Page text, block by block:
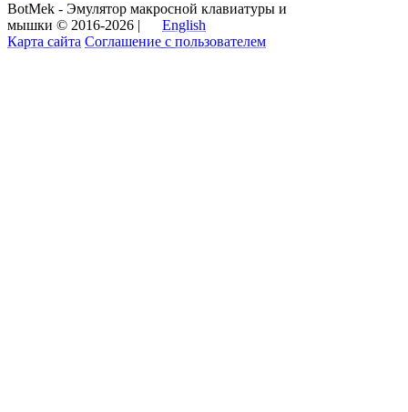
BotMek - Эмулятор макросной клавиатуры и
мышки © 2016-2026 |
English
Карта сайта Соглашение с пользователем